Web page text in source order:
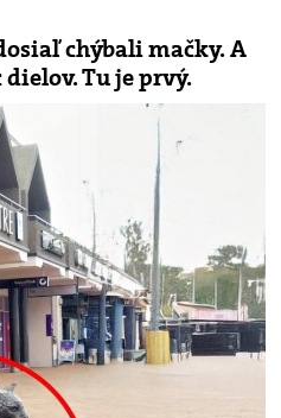
chýbali mačky. A
Tu je prvý.